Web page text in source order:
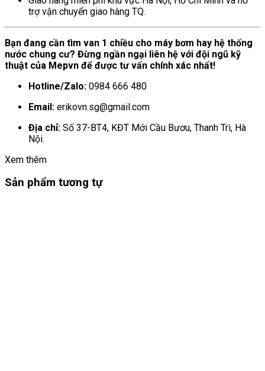
trợ vận chuyển giao hàng TQ.
Bạn đang cần tìm van 1 chiều cho máy bơm hay hệ thống
nước chung cư? Đừng ngần ngại liên hệ với đội ngũ kỹ
thuật của Mepvn để được tư vấn chính xác nhất!
Hotline/Zalo: 0984 666 480
Email: erikovn.sg@gmail.com
Địa chỉ: Số 37-BT4, KĐT Mới Cầu Bươu, Thanh Trì, Hà
Nội.
Xem thêm
Sản phẩm tương tự